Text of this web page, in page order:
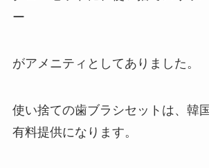
ー
がアメニティとしてありました。
使い捨ての歯ブラシセットは、韓
有料提供になります。